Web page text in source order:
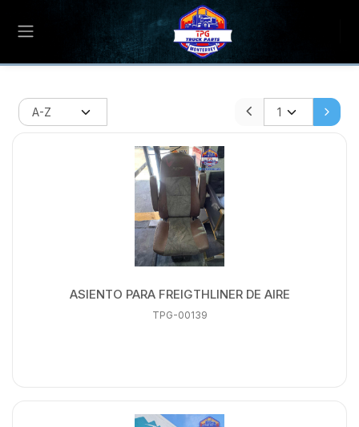
ASIENTO PARA FREIGTHLINER DE AIRE
TPG-00139